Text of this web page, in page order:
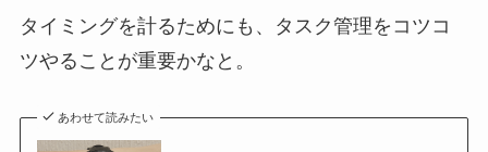
タイミングを計るためにも、タスク管理をコツコ
ツやることが重要かなと。
あわせて読みたい